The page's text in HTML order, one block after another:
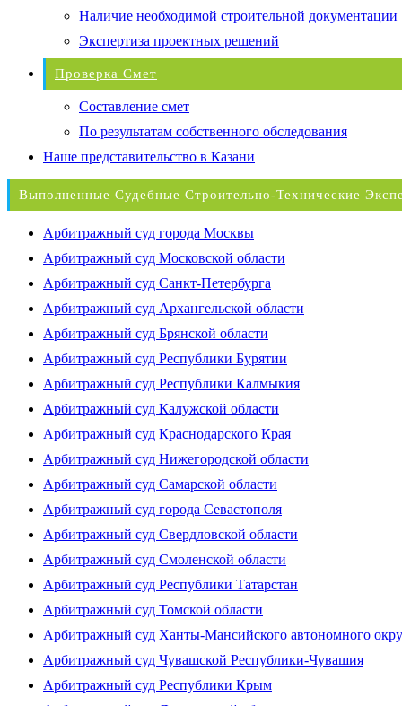
Наличие необходимой строительной документации
Экспертиза проектных решений
Проверка Смет
Составление смет
По результатам собственного обследования
Наше представительство в Казани
Выполненные Судебные Строительно-Технические
Арбитражный суд города Москвы
Арбитражный суд Московской области
Арбитражный суд Санкт-Петербурга
Арбитражный суд Архангельской области
Арбитражный суд Брянской области
Арбитражный суд Республики Бурятии
Арбитражный суд Республики Калмыкия
Арбитражный суд Калужской области
Арбитражный суд Краснодарского Края
Арбитражный суд Нижегородской области
Арбитражный суд Самарской области
Арбитражный суд города Севастополя
Арбитражный суд Свердловской области
Арбитражный суд Смоленской области
Арбитражный суд Республики Татарстан
Арбитражный суд Томской области
Арбитражный суд Ханты-Мансийского автономного
Арбитражный суд Чувашской Республики-Чувашия
Арбитражный суд Республики Крым